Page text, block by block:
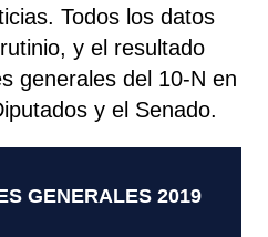
Todos los datos
y el resultado
generales del 10-N en
y el Senado.
GENERALES 2019